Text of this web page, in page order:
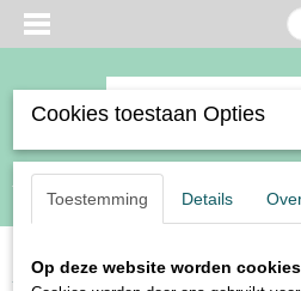
Inloggen Registreren
Home>Sale >Harry's Horse rijbroek
Cookies toestaan Opties
Toestemming Details
Op deze website worden